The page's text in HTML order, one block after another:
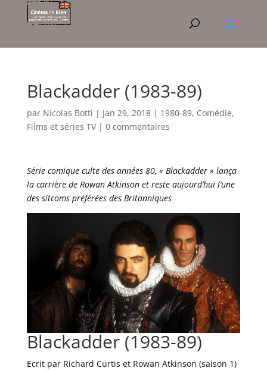
Blackadder (1983-89)
par Nicolas Botti | Jan 29, 2018| 1980-89, Comédie,
Films et séries TV| 0 commentaires
Série comique culte des années 80, « Blackadder » lança
la carrière de Rowan Atkinson et reste aujourd’hui l’une
des sitcoms préférées des Britanniques
Blackadder (1983-89)
Ecrit par Richard Curtis et Rowan Atkinson (saison 1)